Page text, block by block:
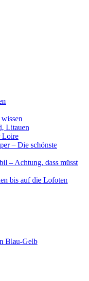
Litauen
Loire
– Die schönste
– Achtung, dass müsst
bis auf die Lofoten
Blau-Gelb